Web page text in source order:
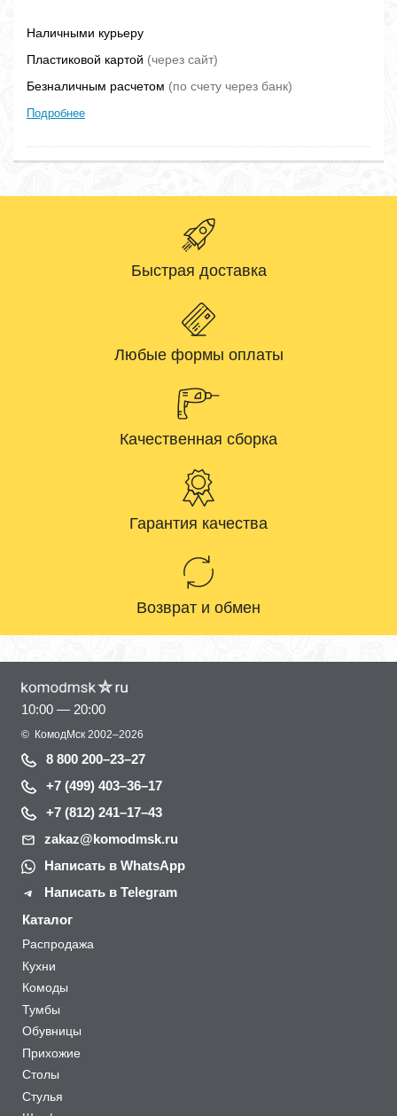
Наличными курьеру
Пластиковой картой (через сайт)
Безналичным расчетом (по счету через банк)
Подробнее
Быстрая доставка
Любые формы оплаты
Качественная сборка
Гарантия качества
Возврат и обмен
10:00 — 20:00
© КомодМск 2002–2026
8 800 200–23–27
+7 (499) 403–36–17
+7 (812) 241–17–43
zakaz@komodmsk.ru
Написать в WhatsApp
Написать в Telegram
Каталог
Распродажа
Кухни
Комоды
Тумбы
Обувницы
Прихожие
Столы
Стулья